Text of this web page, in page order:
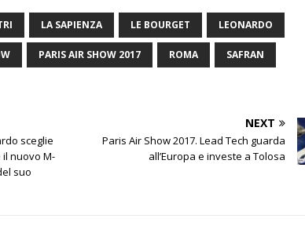
LA SAPIENZA LE BOURGET LEONARDO
PARIS AIR SHOW 2017 ROMA SAFRAN
sceglie
nuovo M-
suo
NEXT
Paris Air Show 2017. Lead Tech guarda
all’Europa e investe a Tolosa